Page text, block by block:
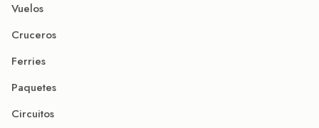
Vuelos
Cruceros
Ferries
Paquetes
Circuitos